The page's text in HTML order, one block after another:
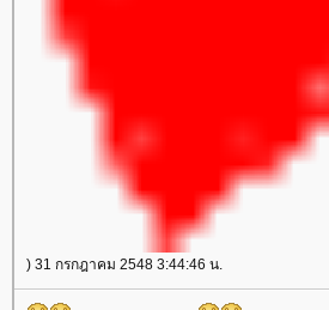
) 31 กรกฎาคม 2548 3:44:46 น.